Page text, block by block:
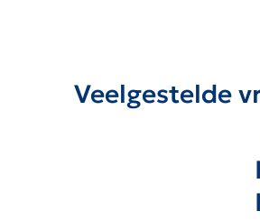
Veelgestelde